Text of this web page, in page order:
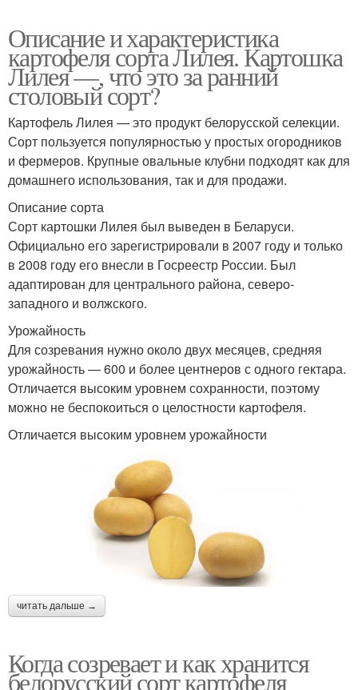
Описание и характеристика
картофеля сорта Лилея. Картошка
Лилея —, что это за ранний
столовый сорт?
Картофель Лилея — это продукт белорусской селекции.
Сорт пользуется популярностью у простых огородников
и фермеров. Крупные овальные клубни подходят как для
домашнего использования, так и для продажи.
Описание сорта
Сорт картошки Лилея был выведен в Беларуси.
Официально его зарегистрировали в 2007 году и только
в 2008 году его внесли в Госреестр России. Был
адаптирован для центрального района, северо-
западного и волжского.
Урожайность
Для созревания нужно около двух месяцев, средняя
урожайность — 600 и более центнеров с одного гектара.
Отличается высоким уровнем сохранности, поэтому
можно не беспокоиться о целостности картофеля.
Отличается высоким уровнем урожайности
читать дальше →
Когда созревает и как хранится
белорусский сорт картофеля